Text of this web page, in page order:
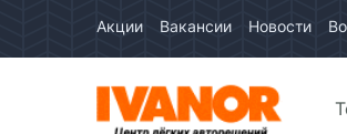
Акции Вакансии Новости